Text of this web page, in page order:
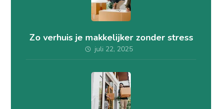
Zo verhuis je makkelijker zonder stress
juli 22, 2025